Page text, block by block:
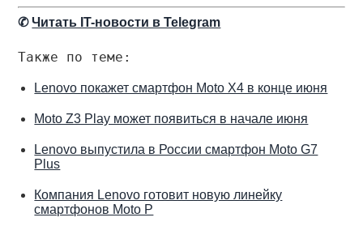
✆Читать IT-новости в Telegram
Также по теме:
Lenovo покажет смартфон Moto X4 в конце июня
Moto Z3 Play может появиться в начале июня
Lenovo выпустила в России смартфон Moto G7
Plus
Компания Lenovo готовит новую линейку
смартфонов Moto P